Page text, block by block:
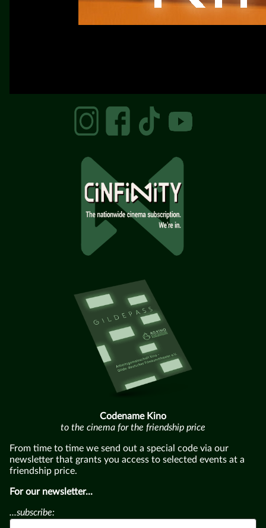
Codename Kino
to the cinema for the friendship price
From time to time we send out a special code via our
newsletter that grants you access to selected events at a
friendship price.
For our newsletter...
...subscribe: